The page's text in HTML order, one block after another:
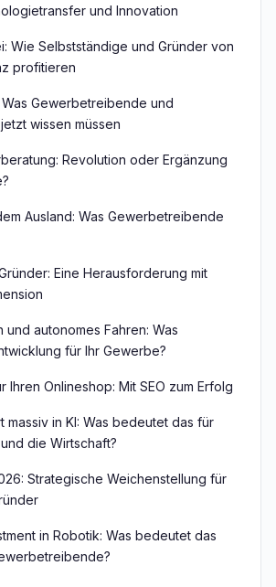
und Innovation
Wie Selbstständige und Gründer von
profitieren
Gewerbetreibende und
wissen müssen
Revolution oder Ergänzung
Ausland: Was Gewerbetreibende
Eine Herausforderung mit
autonomes Fahren: Was
für Ihr Gewerbe?
Ihren Onlineshop: Mit SEO zum Erfolg
massiv in KI: Was bedeutet das für
die Wirtschaft?
Strategische Weichenstellung für
in Robotik: Was bedeutet das